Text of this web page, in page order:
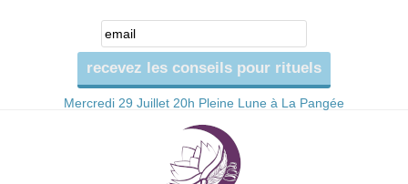
Mercredi 29 Juillet 20h Pleine Lune à La Pangée